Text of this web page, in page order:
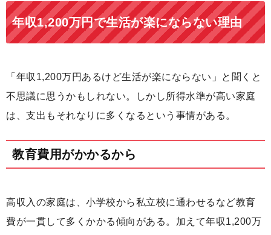
年収1,200万円で生活が楽にならない理由
「年収1,200万円あるけど生活が楽にならない」と聞くと
不思議に思うかもしれない。しかし所得水準が高い家庭
は、支出もそれなりに多くなるという事情がある。
教育費用がかかるから
高収入の家庭は、小学校から私立校に通わせるなど教育
費が一貫して多くかかる傾向がある。加えて年収1,200万